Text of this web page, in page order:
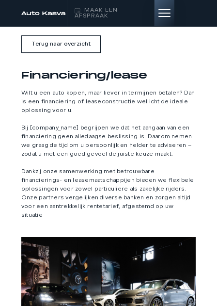
MAAK EEN
AFSPRAAK
HOME
AANBOD
DIENSTEN
VERKOCHT
OVER ONS
CONTACT
Terug naar overzicht
Financiering/lease
Wilt u een auto kopen, maar liever in termijnen betalen? Dan
is een financiering of leaseconstructie wellicht de ideale
oplossing voor u.
Bij [company_name] begrijpen we dat het aangaan van een
financiering geen alledaagse beslissing is. Daarom nemen
we graag de tijd om u persoonlijk en helder te adviseren –
zodat u met een goed gevoel de juiste keuze maakt.
Dankzij onze samenwerking met betrouwbare
financierings- en leasemaatschappijen bieden we flexibele
oplossingen voor zowel particuliere als zakelijke rijders.
Onze partners vergelijken diverse banken en zorgen altijd
voor een aantrekkelijk rentetarief, afgestemd op uw
situatie